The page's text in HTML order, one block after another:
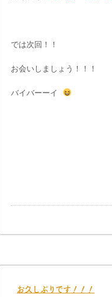
では次回！！
お会いしましょう！！！
バイバーーイ
お久しぶりです！！！